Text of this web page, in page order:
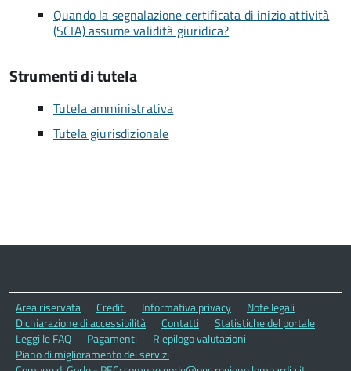
Quando la segnalazione certificata di inizio attività
(SCIA) assume validità giuridica?
Strumenti di tutela
Tutela amministrativa
Tutela giurisdizionale
Area riservata Crediti Informativa privacy
Note legali
Dichiarazione di accessibilità
Contatti
Statistiche del portale
Leggi le FAQ
Pagamenti
Riepilogo valutazioni
Piano di miglioramento dei servizi